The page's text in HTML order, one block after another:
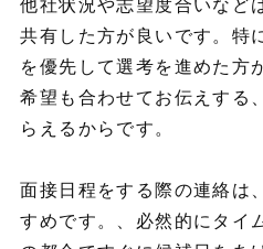
共有した方が良いです。特
を優先して選考を進めた方
希望も合わせてお伝えする
らえるからです。
面接日程をする際の連絡は
すめです。、必然的にタイ